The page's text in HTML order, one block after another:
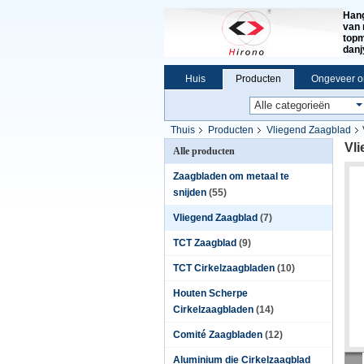
van
Huis Producten Ongeveer
Thuis Producten Vliegend Zaagblad
Alle producten
Zaagbladen om metaal te
snijden (55)
Vliegend Zaagblad (7)
TCT Zaagblad (9)
TCT Cirkelzaagbladen (10)
Houten Scherpe
Cirkelzaagbladen (14)
Comité Zaagbladen (12)
Aluminium die Cirkelzaagblad